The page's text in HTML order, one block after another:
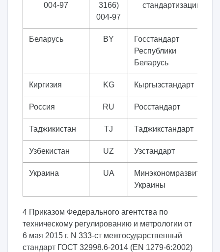
004-97
3166)
004-97
стандартизации
Беларусь BY
Госстандарт
Республики
Беларусь
Киргизия KG Кыргызстандарт
Россия RU Росстандарт
Таджикистан TJ Таджикстандарт
Узбекистан UZ Узстандарт
Украина UA
Минэкономразвития
Украины
4 Приказом Федерального агентства по
техническому регулированию и метрологии от
6 мая 2015 г. N 333-ст межгосударственный
стандарт ГОСТ 32998.6-2014 (EN 1279-6:2002)